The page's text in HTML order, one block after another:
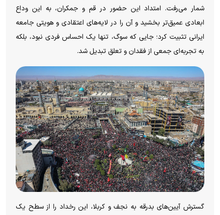
شمار می‌رفت. امتداد این حضور در قم و جمکران، به این وداع
ابعادی عمیق‌تر بخشید و آن را در لایه‌های اعتقادی و هویتی جامعه
ایرانی تثبیت کرد؛ جایی که سوگ، تنها یک احساس فردی نبود، بلکه
به تجربه‌ای جمعی از فقدان و تعلق تبدیل شد.
گسترش آیین‌های بدرقه به نجف و کربلا، این رخداد را از سطح یک